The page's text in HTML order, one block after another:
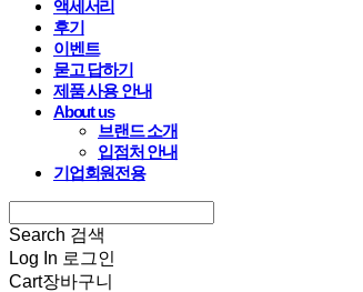
액세서리
후기
이벤트
묻고 답하기
제품 사용 안내
About us
브랜드 소개
입점처 안내
기업회원전용
Search 검색
Log In 로그인
Cart장바구니